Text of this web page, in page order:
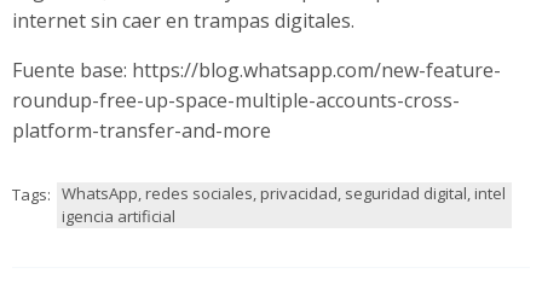
internet sin caer en trampas digitales.
Fuente base: https://blog.whatsapp.com/new-feature-
roundup-free-up-space-multiple-accounts-cross-
platform-transfer-and-more
Tags: WhatsApp, redes sociales, privacidad, seguridad digital, intel
igencia artificial